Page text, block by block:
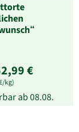
€
kg)
ab08.08.